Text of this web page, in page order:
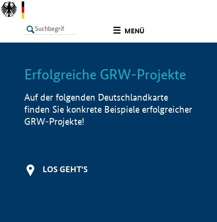
MENÜ
LISTE Info
Erfolgreiche GRW-Projekte
Auf der folgenden Deutschlandkarte
finden Sie konkrete Beispiele erfolgreicher
GRW-Projekte!
LOS GEHT'S